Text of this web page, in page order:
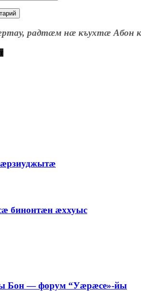
радтæм нæ къухтæ Абон
бинонтæн æххуыс
Бон — форум “Уæрæсе»-йы